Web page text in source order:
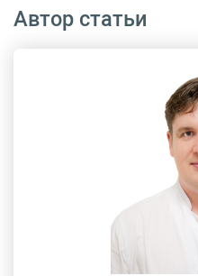
Автор статьи